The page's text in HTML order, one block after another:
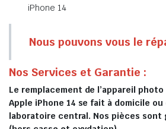
iPhone 14
Nous pouvons vous le
Nos Services et Garantie :
Le remplacement de l’appareil
Apple iPhone 14 se fait à domicile
laboratoire central. Nos pièces sont